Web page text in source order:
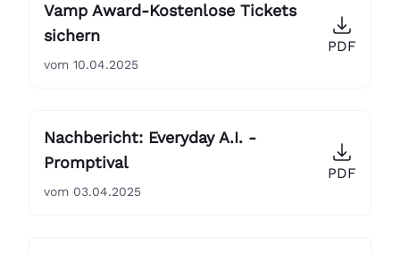
Vamp Award-Kostenlose Tickets
sichern
vom 10.04.2025
PDF
Nachbericht: Everyday A.I. -
Promptival
vom 03.04.2025
PDF